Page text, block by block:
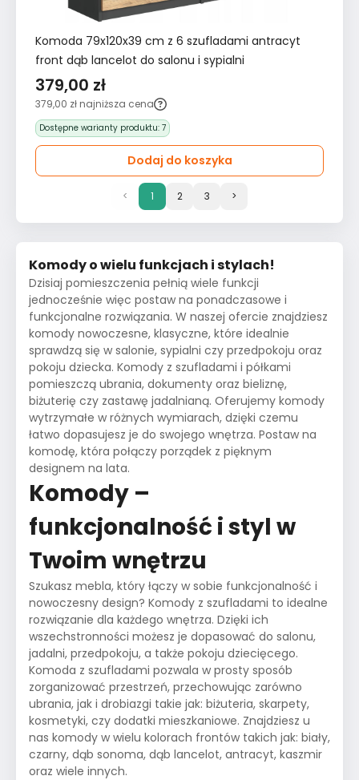
Komoda 79x120x39 cm z 6 szufladami antracyt
front dąb lancelot do salonu i sypialni
379,00 zł
379,00 zł najniższa cena
Dostępne warianty produktu: 7
Dodaj do koszyka
< 1 2 3 >
Komody o wielu funkcjach i stylach!
Dzisiaj pomieszczenia pełnią wiele funkcji
jednocześnie więc postaw na ponadczasowe i
funkcjonalne rozwiązania. W naszej ofercie znajdziesz
komody nowoczesne, klasyczne, które idealnie
sprawdzą się w salonie, sypialni czy przedpokoju oraz
pokoju dziecka. Komody z szufladami i półkami
pomieszczą ubrania, dokumenty oraz bieliznę,
biżuterię czy zastawę jadalnianą. Oferujemy komody
wytrzymałe w różnych wymiarach, dzięki czemu
łatwo dopasujesz je do swojego wnętrza. Postaw na
komodę, która połączy porządek z pięknym
designem na lata.
Komody –
funkcjonalność i styl w
Twoim wnętrzu
Szukasz mebla, który łączy w sobie funkcjonalność i
nowoczesny design? Komody z szufladami to idealne
rozwiązanie dla każdego wnętrza. Dzięki ich
wszechstronności możesz je dopasować do salonu,
jadalni, przedpokoju, a także pokoju dziecięcego.
Komoda z szufladami pozwala w prosty sposób
zorganizować przestrzeń, przechowując zarówno
ubrania, jak i drobiazgi takie jak: biżuteria, skarpety,
kosmetyki, czy dodatki mieszkaniowe. Znajdziesz u
nas komody w wielu kolorach frontów takich jak: biały,
czarny, dąb sonoma, dąb lancelot, antracyt, kaszmir
oraz wiele innych.